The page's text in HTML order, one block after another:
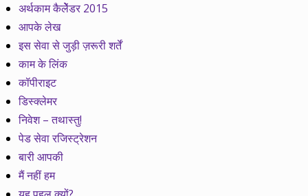
अर्थकाम कैलेेंडर 2015
आपके लेख
इस सेवा से जुड़ी ज़रूरी शर्तें
काम के लिंक
कॉपीराइट
डिस्क्लेमर
निवेश – तथास्तु!
पेड सेवा रजिस्ट्रेशन
बारी आपकी
मैं नहीं हम